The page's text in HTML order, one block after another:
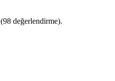
(98 değerlendirme).